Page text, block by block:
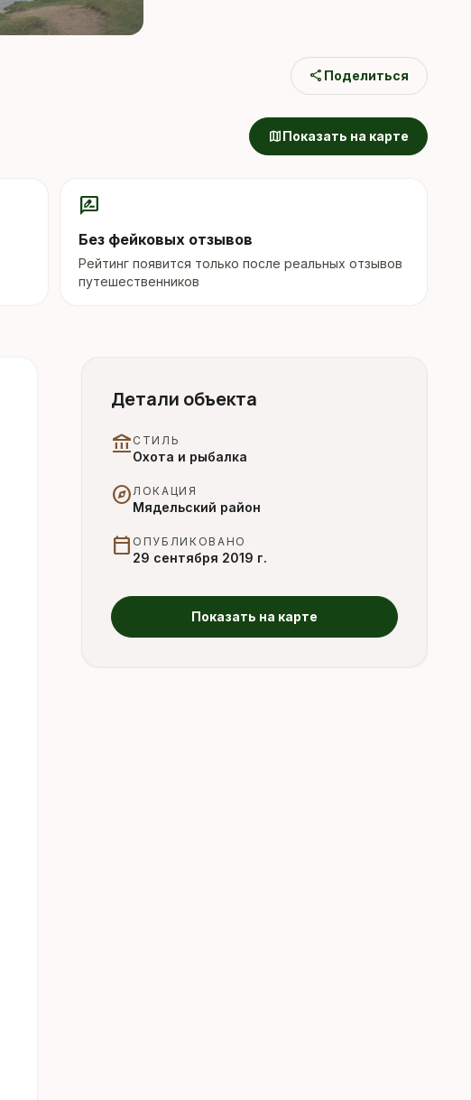
share Поделиться
mapПоказать на карте
rate_review
Без фейковых отзывов
Рейтинг появится только после реальных отзывов
путешественников
Детали объекта
account_balance СТИЛЬ
Охота и рыбалка
explore ЛОКАЦИЯ
Мядельский район
calendar_today ОПУБЛИКОВАНО
29 сентября 2019 г.
Показать на карте